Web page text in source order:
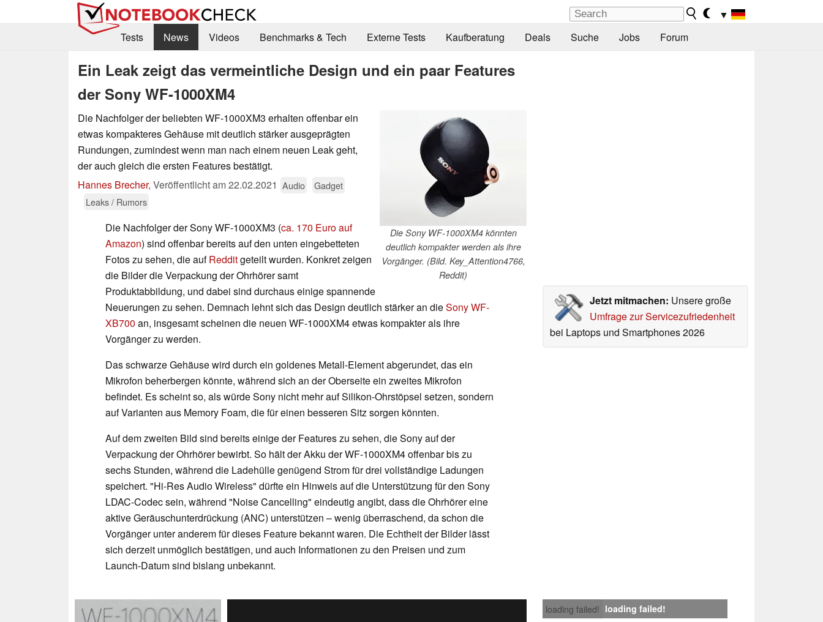
▼
Tests
News Videos Benchmarks & Tech Externe Tests Kaufberatung Deals Suche Jobs Forum
Ein Leak zeigt das vermeintliche Design und ein paar Features
der Sony WF-1000XM4
Die Sony WF-1000XM4 könnten
deutlich kompakter werden als ihre
Vorgänger. (Bild. Key_Attention4766,
Reddit)
Die Nachfolger der beliebten WF-1000XM3 erhalten offenbar ein
etwas kompakteres Gehäuse mit deutlich stärker ausgeprägten
Rundungen, zumindest wenn man nach einem neuen Leak geht,
der auch gleich die ersten Features bestätigt.
Hannes Brecher, Veröffentlicht am22.02.2021 Audio
Gadget
Leaks / Rumors
Jetzt mitmachen: Unsere große
Umfrage zur Servicezufriedenheit
bei Laptops und Smartphones 2026
Die Nachfolger der Sony WF-1000XM3 (ca. 170 Euro auf
Amazon) sind offenbar bereits auf den unten eingebetteten
Fotos zu sehen, die aufRedditgeteilt wurden. Konkret zeigen
die Bilder die Verpackung der Ohrhörer samt
Produktabbildung, und dabei sind durchaus einige spannende
Neuerungen zu sehen. Demnach lehnt sich das Design deutlich stärker an dieSony WF-
XB700 an, insgesamt scheinen die neuen WF-1000XM4 etwas kompakter als ihre
Vorgänger zu werden.
Das schwarze Gehäuse wird durch ein goldenes Metall-Element abgerundet, das ein
Mikrofon beherbergen könnte, während sich an der Oberseite ein zweites Mikrofon
befindet. Es scheint so, als würde Sony nicht mehr auf Silikon-Ohrstöpsel setzen, sondern
auf Varianten aus Memory Foam, die für einen besseren Sitz sorgen könnten.
Auf dem zweiten Bild sind bereits einige der Features zu sehen, die Sony auf der
Verpackung der Ohrhörer bewirbt. So hält der Akku der WF-1000XM4 offenbar bis zu
sechs Stunden, während die Ladehülle genügend Strom für drei vollständige Ladungen
speichert. "Hi-Res Audio Wireless" dürfte ein Hinweis auf die Unterstützung für den Sony
LDAC-Codec sein, während "Noise Cancelling" eindeutig angibt, dass die Ohrhörer eine
aktive Geräuschunterdrückung (ANC) unterstützen – wenig überraschend, da schon die
Vorgänger unter anderem für dieses Feature bekannt waren. Die Echtheit der Bilder lässt
sich derzeit unmöglich bestätigen, und auch Informationen zu den Preisen und zum
Launch-Datum sind bislang unbekannt.
loading failed! loading failed!